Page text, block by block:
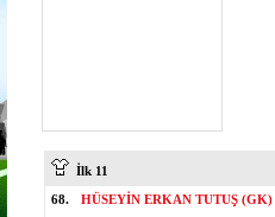
İlk 11
68.
HÜSEYİN ERKAN TUTUŞ (GK)